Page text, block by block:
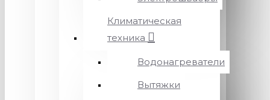
Климатическая
техника
Водонагреватели
Вытяжки